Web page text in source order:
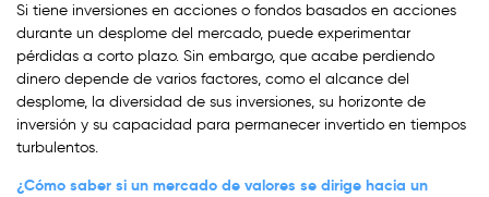
Si tiene inversiones en acciones o fondos basados en acciones
durante un desplome del mercado, puede experimentar
pérdidas a corto plazo. Sin embargo, que acabe perdiendo
dinero depende de varios factores, como el alcance del
desplome, la diversidad de sus inversiones, su horizonte de
inversión y su capacidad para permanecer invertido en tiempos
turbulentos.
¿Cómo saber si un mercado de valores se dirige hacia un